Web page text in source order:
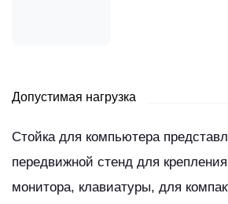
Допустимая нагрузка
Стойка для компьютера
передвижной стенд для
монитора, клавиатуры, для